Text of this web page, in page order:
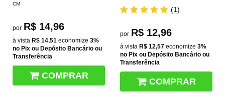
CM
por R$ 14,96
à vista R$ 14,51 economize 3%
no Pix ou Depósito Bancário ou
Transferência
COMPRAR
(1)
por R$ 12,96
à vista R$ 12,57 economize 3%
no Pix ou Depósito Bancário ou
Transferência
COMPRAR